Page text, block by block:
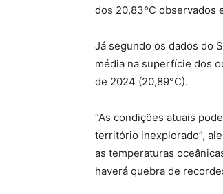
dos 20,83ºC observados
Já segundo os dados do
média na superfície dos
de 2024 (20,89°C).
“As condições atuais
território inexplorado”,
as temperaturas
haverá quebra de